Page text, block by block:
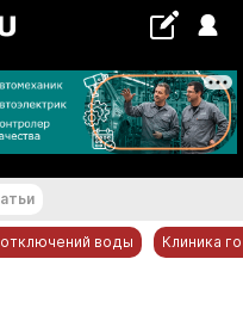
°С
воды Клиника